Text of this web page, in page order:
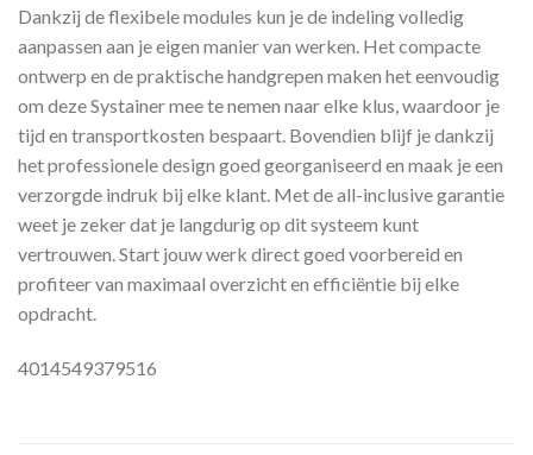
Dankzij de flexibele modules kun je de indeling volledig
aanpassen aan je eigen manier van werken. Het compacte
ontwerp en de praktische handgrepen maken het eenvoudig
om deze Systainer mee te nemen naar elke klus, waardoor je
tijd en transportkosten bespaart. Bovendien blijf je dankzij
het professionele design goed georganiseerd en maak je een
verzorgde indruk bij elke klant. Met de all-inclusive garantie
weet je zeker dat je langdurig op dit systeem kunt
vertrouwen. Start jouw werk direct goed voorbereid en
profiteer van maximaal overzicht en efficiëntie bij elke
opdracht.
4014549379516